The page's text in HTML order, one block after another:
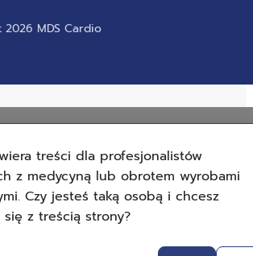
MDS Cardio
treści dla profesjonalistów
z medycyną lub obrotem wyrobami
Czy jesteś taką osobą i chcesz
się z treścią strony?